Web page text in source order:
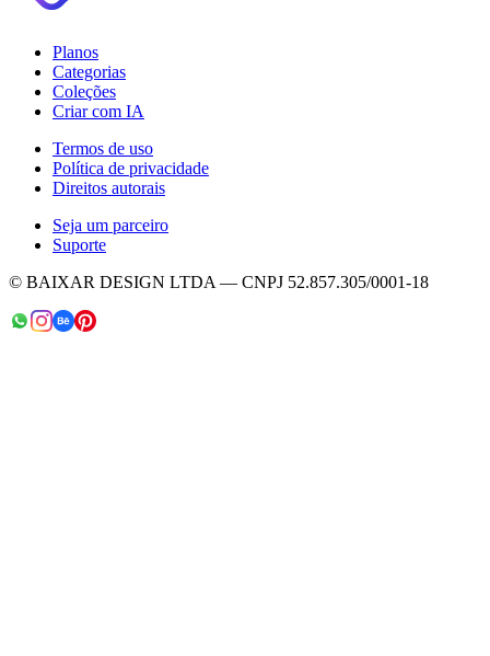
Planos
Categorias
Coleções
Criar com IA
Termos de uso
Política de privacidade
Direitos autorais
Seja um parceiro
Suporte
© BAIXAR DESIGN LTDA — CNPJ 52.857.305/0001-18